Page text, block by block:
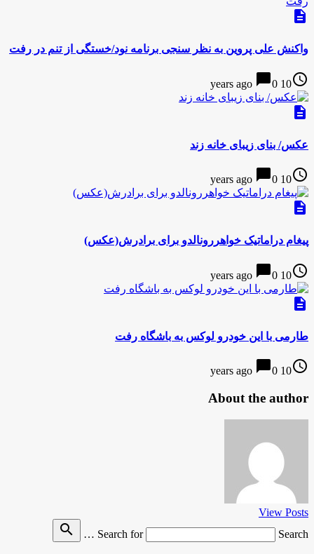
description
واکنش علی پروین به نظر سنجی برنامه نود/خستگی از تنم در رفت
access_time
10 years ago
chat_bubble0
description
عکس/ بنای زیبای خانه زند
access_time
10 years ago
chat_bubble0
description
پیغام دراماتیک خواهررونالدو برای برادرش(عکس)
access_time
10 years ago
chat_bubble0
description
طارمی با این خودرو لوکس به باشگاه رفت
access_time
10 years ago
chat_bubble0
About the author
View Posts
Search for
Search …
search